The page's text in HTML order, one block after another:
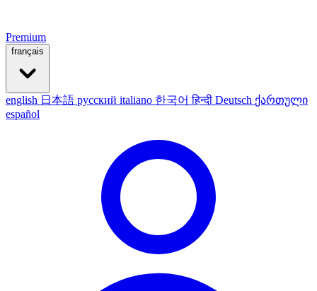
Premium
français
english 日本語 русский italiano 한국어हिन्दी Deutsch ქართული
español